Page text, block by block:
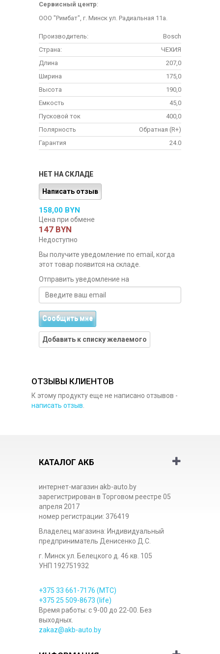
Сервисный центр:
ООО "Римбат", г. Минск ул. Радиальная 11а.
Производитель:
Bosch
Страна:
ЧЕХИЯ
Длина
207,0
Ширина
175,0
Высота
190,0
Емкость
45,0
Пусковой ток
400,0
Полярность
Обратная (R+)
Гарантия
24.0
НЕТ НА СКЛАДЕ
Написать отзыв
158,00 BYN
Цена при обмене
147 BYN
Недоступно
Вы получите уведомление по email, когда
этот товар появится на складе.
Отправить уведомление на
Сообщить мне
Добавить к списку желаемого
ОТЗЫВЫ КЛИЕНТОВ
К этому продукту еще не написано отзывов -
написать отзыв.
КАТАЛОГ АКБ
интернет-магазин akb-auto.by
зарегистрирован в Торговом реестре 05
апреля 2017
номер регистрации: 376419
Владелец магазина: Индивидуальный
предприниматель Денисенко Д.С.
г. Минск ул. Белецкого д. 46 кв. 105
УНП 192751932
+375 33 661-7176 (МТС)
+375 25 509-8673 (life)
Время работы: с 9-00 до 22-00. Без
выходных.
zakaz@akb-auto.by